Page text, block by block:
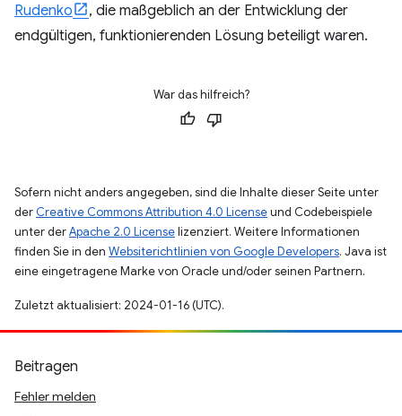
Rudenko
, die maßgeblich an der Entwicklung der
endgültigen, funktionierenden Lösung beteiligt waren.
War das hilfreich?
Sofern nicht anders angegeben, sind die Inhalte dieser Seite unter
der Creative Commons Attribution 4.0 Licenseund Codebeispiele
unter derApache 2.0 Licenselizenziert. Weitere Informationen
finden Sie in den Websiterichtlinien von Google Developers. Java ist
eine eingetragene Marke von Oracle und/oder seinen Partnern.
Zuletzt aktualisiert: 2024-01-16 (UTC).
Beitragen
Fehler melden